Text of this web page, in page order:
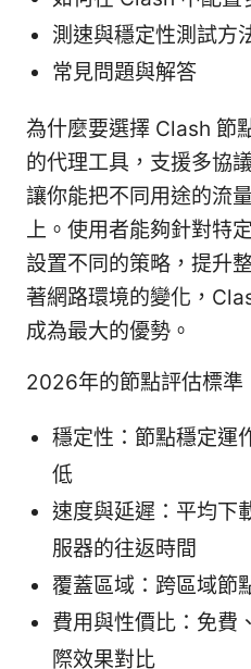
測速與穩定性測試方
常見問題與解答
為什麼要選擇 Clash 節
的代理工具，支援多協
讓你能把不同用途的流
上。使用者能夠針對特
設置不同的策略，提升
著網路環境的變化，
成為最大的優勢。
2026年的節點評估標準
穩定性：節點穩定運
低
速度與延遲：平均下
服器的往返時間
覆蓋區域：跨區域節
費用與性價比：免費
際效果對比